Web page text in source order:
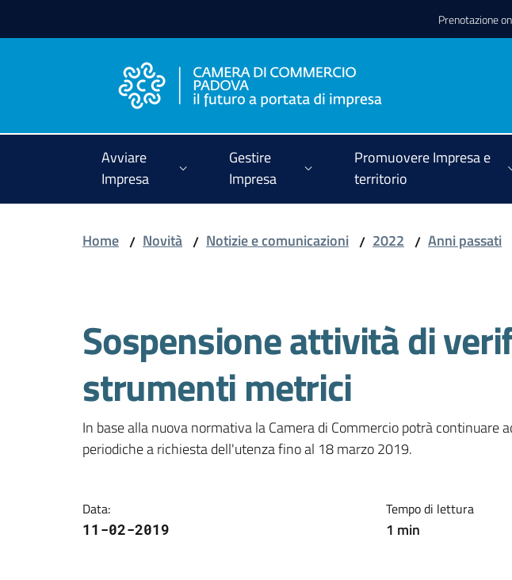
Prenotazione
Avviare
Impresa
Gestire
Impresa
Promuovere Impresa e
territorio
Home / Novità / Notizie e comunicazioni / 2022 / Anni passati
Sospensione attività di
strumenti metrici
In base alla nuova normativa la Camera di Commercio potrà continuare
periodiche a richiesta dell'utenza fino al 18 marzo 2019.
Data:
11-02-2019
Tempo di lettura
1 min